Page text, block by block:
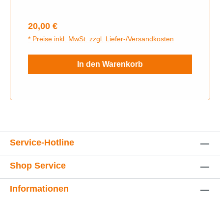
Regulärer Preis:
20,00 €
* Preise inkl. MwSt. zzgl. Liefer-/Versandkosten
In den Warenkorb
Service-Hotline
Shop Service
Informationen